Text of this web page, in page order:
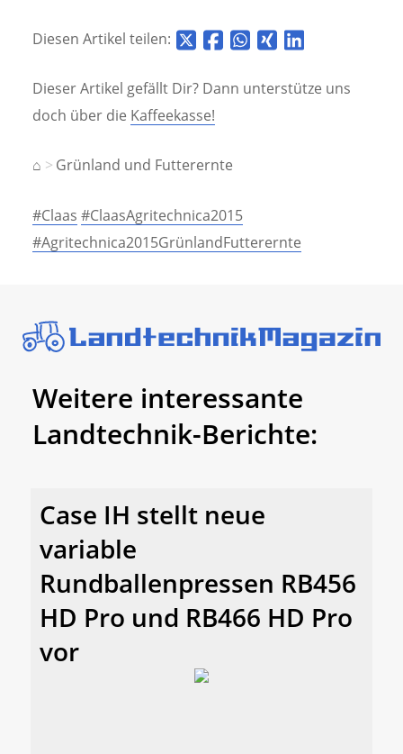
Diesen Artikel teilen:
Dieser Artikel gefällt Dir? Dann unterstütze uns
doch über die Kaffeekasse!
⌂ Grünland und Futterernte
#Claas #ClaasAgritechnica2015
#Agritechnica2015GrünlandFutterernte
Weitere interessante
Landtechnik-Berichte:
Case IH stellt neue
variable
Rundballenpressen RB456
HD Pro und RB466 HD Pro
vor